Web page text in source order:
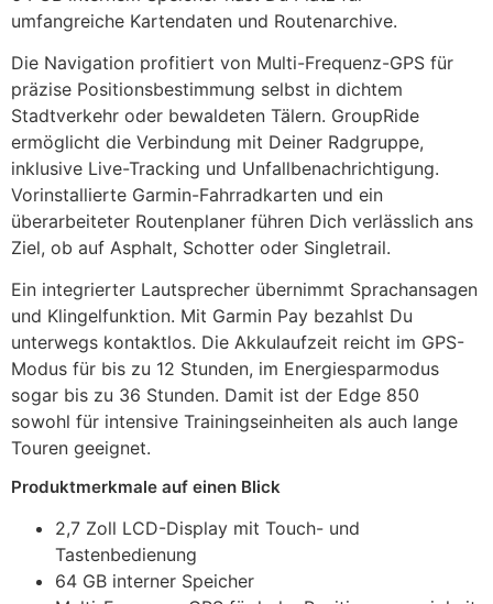
umfangreiche Kartendaten und Routenarchive.
Die Navigation profitiert von Multi-Frequenz-GPS für
präzise Positionsbestimmung selbst in dichtem
Stadtverkehr oder bewaldeten Tälern. GroupRide
ermöglicht die Verbindung mit Deiner Radgruppe,
inklusive Live-Tracking und Unfallbenachrichtigung.
Vorinstallierte Garmin-Fahrradkarten und ein
überarbeiteter Routenplaner führen Dich verlässlich ans
Ziel, ob auf Asphalt, Schotter oder Singletrail.
Ein integrierter Lautsprecher übernimmt Sprachansagen
und Klingelfunktion. Mit Garmin Pay bezahlst Du
unterwegs kontaktlos. Die Akkulaufzeit reicht im GPS-
Modus für bis zu 12 Stunden, im Energiesparmodus
sogar bis zu 36 Stunden. Damit ist der Edge 850
sowohl für intensive Trainingseinheiten als auch lange
Touren geeignet.
Produktmerkmale auf einen Blick
2,7 Zoll LCD-Display mit Touch- und
Tastenbedienung
64 GB interner Speicher